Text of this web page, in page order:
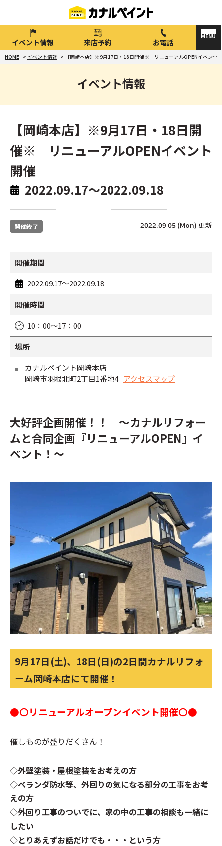
イベント情報 来店予約 お電話
HOME > イベント情報 > 【岡崎本店】※9月17日・18日開催※ リニューアルOPENイベント開催
イベント情報
【岡崎本店】※9月17日・18日開
催※ リニューアルOPENイベント
開催
2022.09.17～2022.09.18
開催終了 2022.09.05 (Mon) 更新
開催期間
2022.09.17～2022.09.18
開催時間
10：00～17：00
場所
カナルペイント岡崎本店
岡崎市羽根北町2丁目1番地4 アクセスマップ
大好評企画開催！！ ～カナルリフォー
ムと合同企画『リニューアルOPEN』イ
ベント！～
9月17日(土)、18日(日)の2日間カナルリフォ
ーム岡崎本店にて開催！
●〇リニューアルオープンイベント開催〇●
催しものが盛りだくさん！
◇外壁塗装・屋根塗装をお考えの方
◇ベランダ防水等、外回りの気になる部分の工事をお考
えの方
◇外回り工事のついでに、家の中の工事の相談も一緒に
したい
◇とりあえずお話だけでも・・・という方